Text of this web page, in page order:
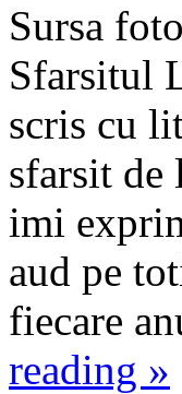
Sursa
Sfarsitul
scris cu
sfarsit de
imi
aud pe
fiecare
reading »